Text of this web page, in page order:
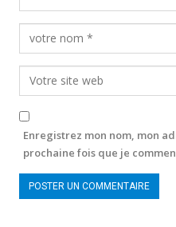
Enregistrez mon nom, mon
prochaine fois que je